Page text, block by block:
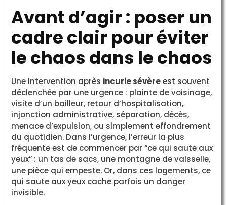
Avant d’agir : poser un
cadre clair pour éviter
le chaos dans le chaos
Une intervention après incurie sévèreest souvent
déclenchée par une urgence : plainte de voisinage,
visite d’un bailleur, retour d’hospitalisation,
injonction administrative, séparation, décès,
menace d’expulsion, ou simplement effondrement
du quotidien. Dans l’urgence, l’erreur la plus
fréquente est de commencer par “ce qui saute aux
yeux” : un tas de sacs, une montagne de vaisselle,
une pièce qui empeste. Or, dans ces logements, ce
qui saute aux yeux cache parfois un danger
invisible.